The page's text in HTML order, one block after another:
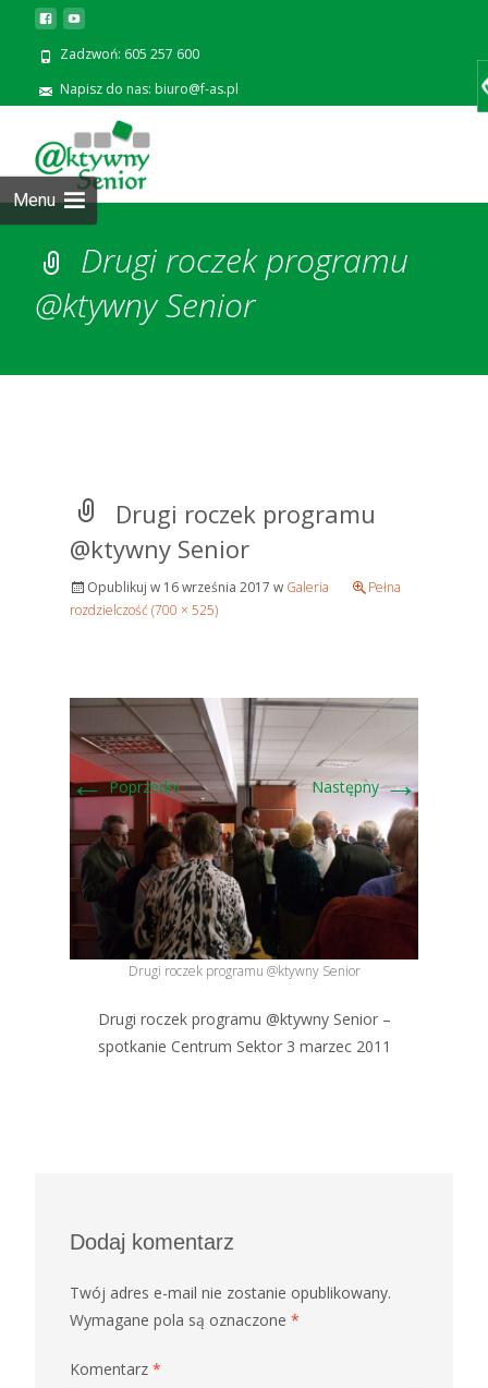
Zadzwoń: 605 257 600
Napisz do nas: biuro@f-as.pl
Menu
Drugi roczek programu
@ktywny Senior
Drugi roczek programu
@ktywny Senior
Opublikuj w 16 września 2017 w Galeria
Pełna
rozdzielczość (700 × 525)
←Poprzedni Następny→
Drugi roczek programu @ktywny Senior
Drugi roczek programu @ktywny Senior –
spotkanie Centrum Sektor 3 marzec 2011
Dodaj komentarz
Twój adres e-mail nie zostanie opublikowany.
Wymagane pola są oznaczone *
Komentarz *